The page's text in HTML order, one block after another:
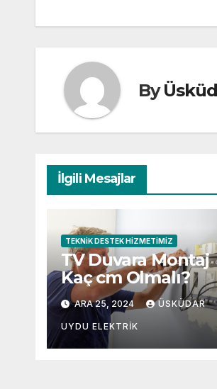
By
İlgili Mesajlar
TEKNIK DESTEK HIZMETIMIZ
TV Duvara Montaj
Kaç cm Olmalı?
ARA 25, 2024 ÜSKÜDAR
UYDU ELEKTRIK